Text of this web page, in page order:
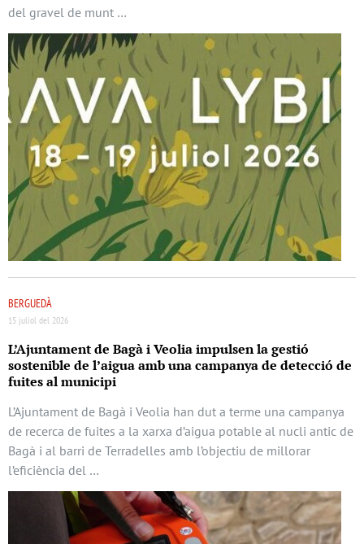
del gravel de munt …
BERGUEDÀ
15 juliol del 2026
L’Ajuntament de Bagà i Veolia impulsen la gestió
sostenible de l’aigua amb una campanya de detecció de
fuites al municipi
L’Ajuntament de Bagà i Veolia han dut a terme una campanya
de recerca de fuites a la xarxa d’aigua potable al nucli antic de
Bagà i al barri de Terradelles amb l’objectiu de millorar
l’eficiència del …